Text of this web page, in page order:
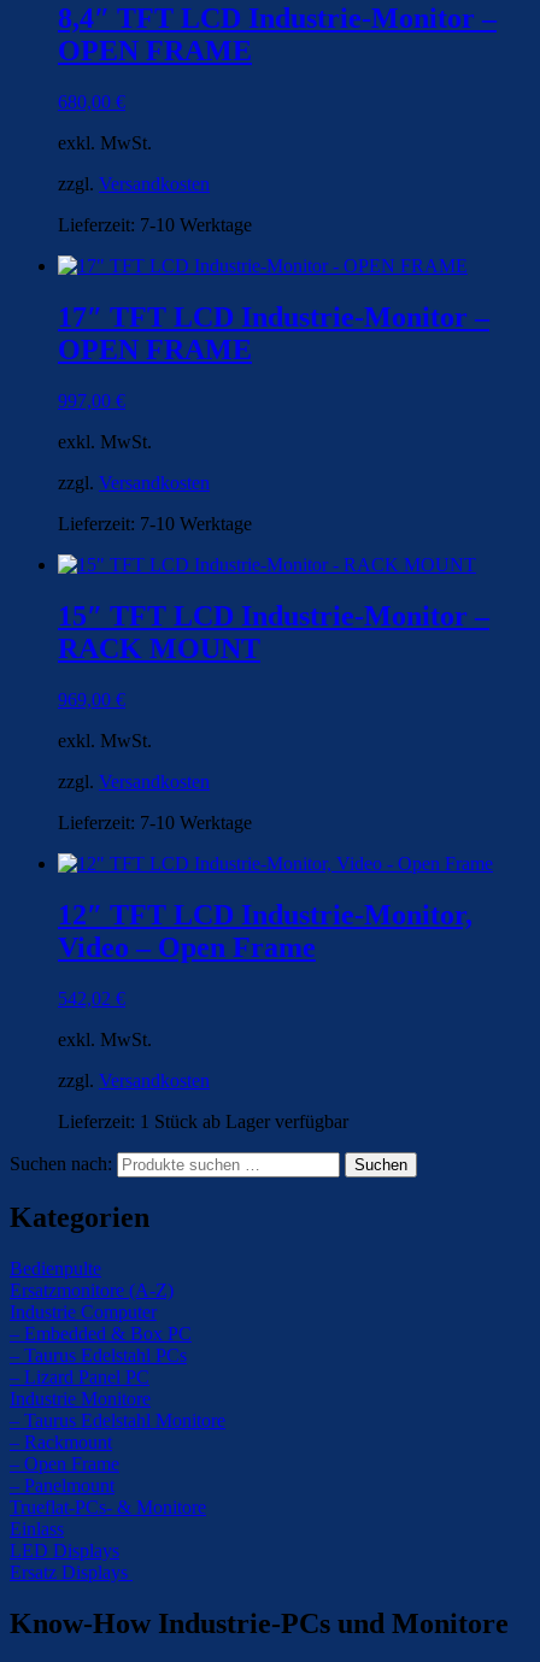
8,4″ TFT LCD Industrie-Monitor –
OPEN FRAME
680,00 €
exkl. MwSt.
zzgl. Versandkosten
Lieferzeit: 7-10 Werktage
17″ TFT LCD Industrie-Monitor –
OPEN FRAME
997,00 €
exkl. MwSt.
zzgl. Versandkosten
Lieferzeit: 7-10 Werktage
15″ TFT LCD Industrie-Monitor –
RACK MOUNT
969,00 €
exkl. MwSt.
zzgl. Versandkosten
Lieferzeit: 7-10 Werktage
12″ TFT LCD Industrie-Monitor,
Video – Open Frame
542,02 €
exkl. MwSt.
zzgl. Versandkosten
Lieferzeit: 1 Stück ab Lager verfügbar
Suchen nach: Suchen
Kategorien
Bedienpulte
Ersatzmonitore (A-Z)
Industrie Computer
– Embedded & Box PC
– Taurus Edelstahl PCs
– Lizard Panel PC
Industrie Monitore
– Taurus Edelstahl Monitore
– Rackmount
– Open Frame
– Panelmount
Trueflat-PCs- & Monitore
Einlass
LED Displays
Ersatz Displays
Know-How Industrie-PCs und Monitore